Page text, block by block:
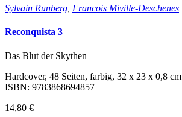
Sylvain Runberg Francois Miville-Deschenes
Reconquista 3
Das Blut der Skythen
Hardcover, 48 Seiten, farbig, 32 x 23 x 0,8 cm
ISBN: 9783868694857
14,80 €